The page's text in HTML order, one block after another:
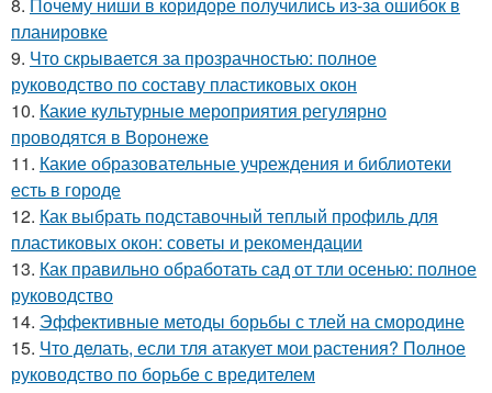
планировке
9. Что скрывается за прозрачностью: полное
руководство по составу пластиковых окон
10. Какие культурные мероприятия регулярно
проводятся в Воронеже
11. Какие образовательные учреждения и библиотеки
есть в городе
12. Как выбрать подставочный теплый профиль для
пластиковых окон: советы и рекомендации
13. Как правильно обработать сад от тли осенью: полное
руководство
14. Эффективные методы борьбы с тлей на смородине
15. Что делать, если тля атакует мои растения? Полное
руководство по борьбе с вредителем